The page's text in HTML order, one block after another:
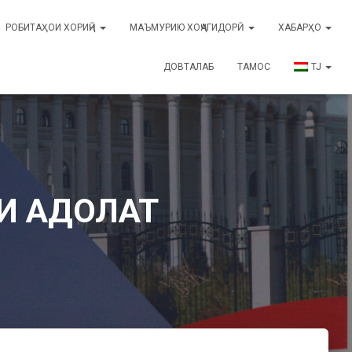
РОБИТАҲОИ ХОРИҶӢ МАЪМУРИЮ ХОҶАГИДОРӢ ХАБАРҲО
ДОВТАЛАБ ТАМОС TJ
АДОЛАТ